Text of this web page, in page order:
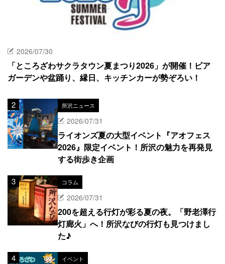
2026/07/30
「ところざわサクラタウン夏まつり2026」が開催！ビア
ガーデンや盆踊り、縁日、キッチンカーが勢ぞろい！
所沢ニュース
2026/07/31
ライオンズ夏の大型イベント『アオフェス
2026』限定イベント！所沢の魅力を再発見
する街歩き企画
コラム
2026/07/31
200を超える行灯が彩る夏の夜。「野老澤行
灯廊火」へ！所沢なびの行灯も見つけまし
た♪
イベント